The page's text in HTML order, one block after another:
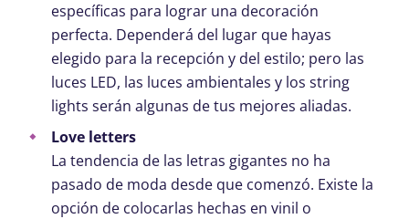
específicas para lograr una decoración
perfecta. Dependerá del lugar que hayas
elegido para la recepción y del estilo; pero las
luces LED, las luces ambientales y los string
lights serán algunas de tus mejores aliadas.
Love letters
La tendencia de las letras gigantes no ha
pasado de moda desde que comenzó. Existe la
opción de colocarlas hechas en vinil o